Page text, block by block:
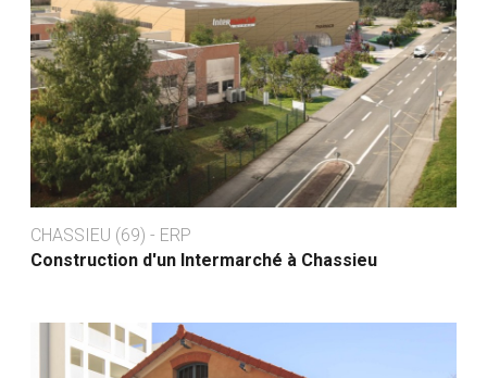
CHASSIEU (69) - ERP
Construction d'un Intermarché à Chassieu